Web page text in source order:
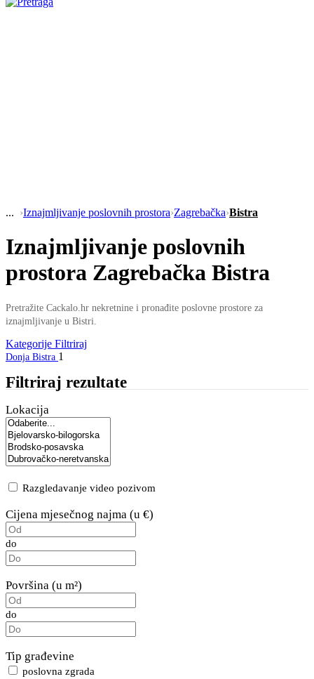
›Iznajmljivanje poslovnih prostora›Zagrebačka›Bistra
Iznajmljivanje poslovnih
prostora Zagrebačka Bistra
Pretražite Cackalo.hr nekretnine i pronađite poslovne prostore za
iznajmljivanje u Bistri.
Kategorije Filtriraj
Donja Bistra 1
Filtriraj rezultate
Lokacija
Razgledavanje video pozivom
Cijena mjesečnog najma (u €)
do
Površina (u m²)
do
Tip građevine
poslovna zgrada